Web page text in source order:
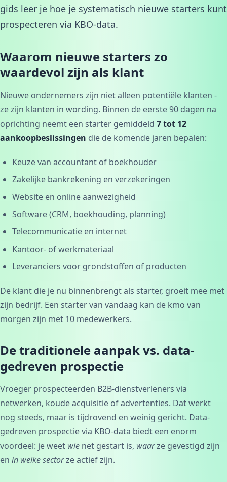
gids leer je hoe je systematisch nieuwe starters kunt
prospecteren via KBO-data.
Waarom nieuwe starters zo
waardevol zijn als klant
Nieuwe ondernemers zijn niet alleen potentiële klanten -
ze zijn klanten in wording. Binnen de eerste 90 dagen na
oprichting neemt een starter gemiddeld 7 tot 12
aankoopbeslissingen die de komende jaren bepalen:
Keuze van accountant of boekhouder
Zakelijke bankrekening en verzekeringen
Website en online aanwezigheid
Software (CRM, boekhouding, planning)
Telecommunicatie en internet
Kantoor- of werkmateriaal
Leveranciers voor grondstoffen of producten
De klant die je nu binnenbrengt als starter, groeit mee met
zijn bedrijf. Een starter van vandaag kan de kmo van
morgen zijn met 10 medewerkers.
De traditionele aanpak vs. data-
gedreven prospectie
Vroeger prospecteerden B2B-dienstverleners via
netwerken, koude acquisitie of advertenties. Dat werkt
nog steeds, maar is tijdrovend en weinig gericht. Data-
gedreven prospectie via KBO-data biedt een enorm
voordeel: je weet wie net gestart is, waarze gevestigd zijn
en in welke sectorze actief zijn.